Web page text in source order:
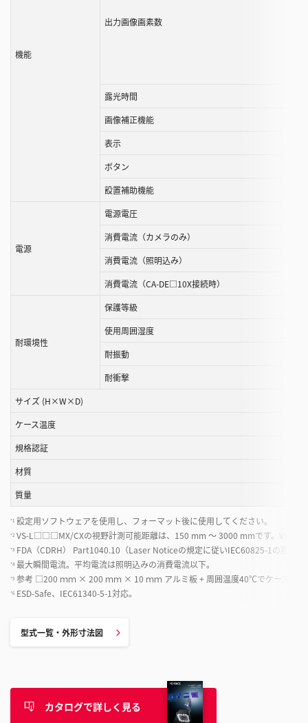
機能
出力画像画素数
露光時間
画像補正機能
表示
ボタン
設置補助機能
電源
電源電圧
消費電流（カメラのみ）
消費電流（照明込み）
消費電流（CA-DE□10X接続時）
耐環境性
保護等級
使用周囲湿度
耐振動
耐衝撃
サイズ (H×W×D)
ケース温度
規格認証
材質
質量
*1 設定用ソフトウェアを使用し、フォーマット後に使用してください。
*2 VS-L□□□MX/CXの視野計測可能距離は、150 mm 〜 3000 mmです。VS-
*3 FDA（CDRH） Part1040.10（Laser Noticeの規定に従いIEC60825-1の基準
*4 最大瞬間電流。平均電流は照明込みの消費電流以下。
*5 参考 □200 ｍｍ × 200 ｍｍ × 10 ｍｍ アルミ板 + 周囲温度40℃でケース温
*6 ESD-Safe、IEC61340-5-1対応。
型式一覧・外形寸法図
カタログで詳しく見る